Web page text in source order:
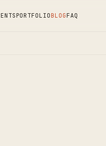
PORTFOLIOBLOGFAQ